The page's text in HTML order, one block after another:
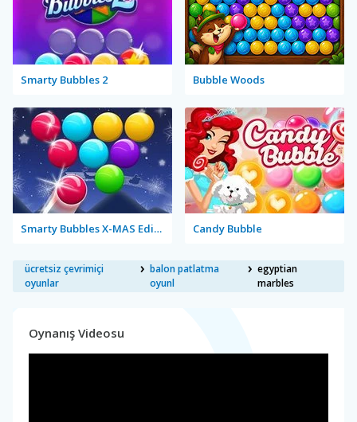
Smarty Bubbles 2 Bubble Woods
Smarty Bubbles X-MAS Edition Candy Bubble
ücretsiz çevrimiçi
oyunlar
balon patlatma
oyunl
egyptian
marbles
Oynanış Videosu